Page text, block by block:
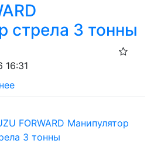
стрела 3 тонны
16:31
FORWARD Манипулятор
3 тонны